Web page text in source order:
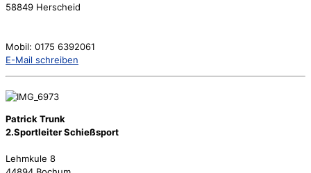
58849 Herscheid
Mobil: 0175 6392061
E-Mail schreiben
Patrick Trunk
2.Sportleiter Schießsport
Lehmkule 8